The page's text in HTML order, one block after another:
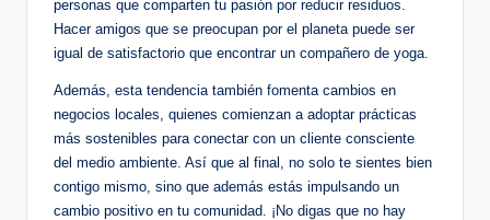
personas que comparten tu pasión por reducir residuos.
Hacer amigos que se preocupan por el planeta puede ser
igual de satisfactorio que encontrar un compañero de yoga.
Además, esta tendencia también fomenta cambios en
negocios locales, quienes comienzan a adoptar prácticas
más sostenibles para conectar con un cliente consciente
del medio ambiente. Así que al final, no solo te sientes bien
contigo mismo, sino que además estás impulsando un
cambio positivo en tu comunidad. ¡No digas que no hay